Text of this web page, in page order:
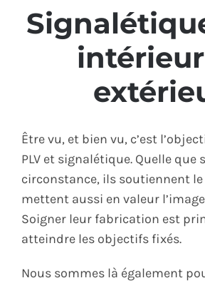
Être vu, et bien vu, c’est
PLV et signalétique. Quelle que
circonstance, ils soutiennent le
mettent aussi en valeur
Soigner leur fabrication est
atteindre les objectifs fixés.
Nous sommes là également